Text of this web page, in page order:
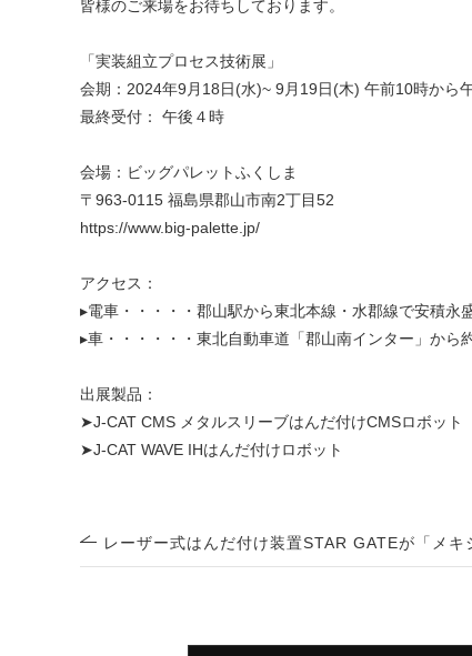
皆様のご来場をお待ちしております。
「実装組立プロセス技術展」
会期：2024年9月18日(水)~ 9月19日(木) 午前10時から
最終受付： 午後４時
会場：ビッグパレットふくしま
〒963-0115 福島県郡山市南2丁目52
https://www.big-palette.jp/
アクセス：
▸電車・・・・・郡山駅から東北本線・水郡線で安積永
▸車・・・・・・東北自動車道「郡山南インター」から
出展製品：
➤J-CAT CMS メタルスリーブはんだ付けCMSロボット
➤J-CAT WAVE IHはんだ付けロボット
レーザー式はんだ付け装置STAR GATEが「メ